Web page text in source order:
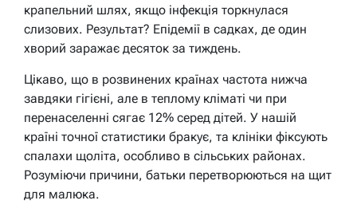
крапельний шлях, якщо інфекція торкнулася
слизових. Результат? Епідемії в садках, де один
хворий заражає десяток за тиждень.
Цікаво, що в розвинених країнах частота нижча
завдяки гігієні, але в теплому кліматі чи при
перенаселенні сягає 12% серед дітей. У нашій
країні точної статистики бракує, та клініки фіксують
спалахи щоліта, особливо в сільських районах.
Розуміючи причини, батьки перетворюються на щит
для малюка.